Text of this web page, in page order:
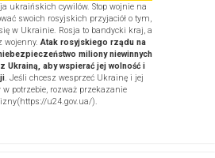
ukraińskich cywilów. Stop wojnie na
swoich rosyjskich przyjaciół o tym,
w Ukrainie. Rosja to bandycki kraj, a
wojenny.Atak rosyjskiego rządu na
miliony niewinnych
Ukrainą, aby wspierać jej wolność i
. Jeśli chcesz wesprzeć Ukrainę i jej
potrzebie, rozważ przekazanie
(https://u24.gov.ua/).